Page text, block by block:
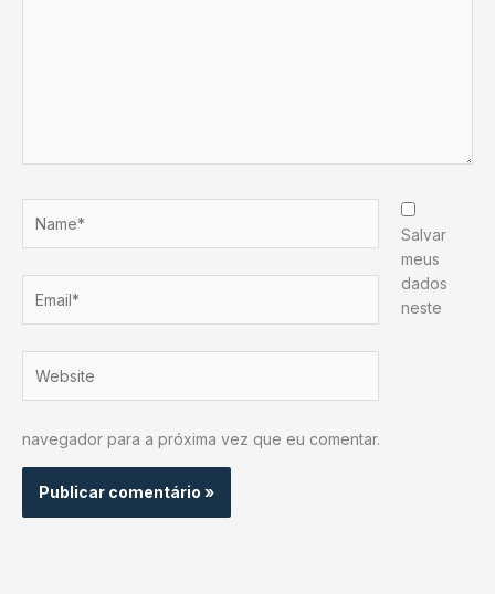
Salvar
meus
dados
neste
navegador para a próxima vez que eu comentar.